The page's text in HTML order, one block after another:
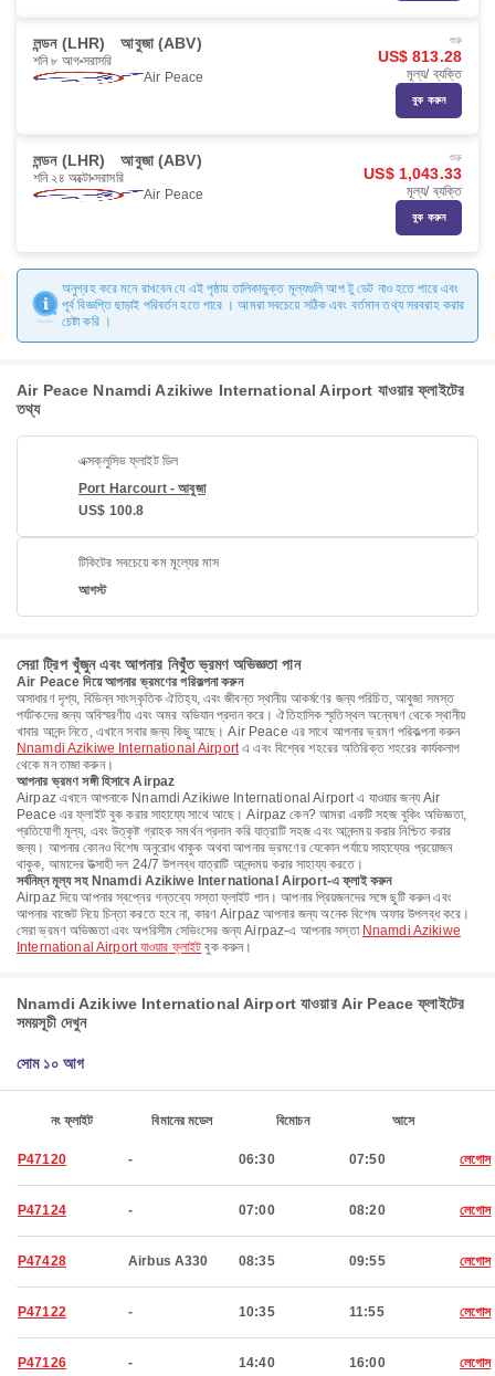
লন্ডন (LHR) আবুজা (ABV)
শনি ৮ আগ সরাসরি
Air Peace
শুরু
US$ 813.28
মূল্য/ ব্যক্তি
বুক করুন
লন্ডন (LHR) আবুজা (ABV)
শনি ২৪ অক্টো সরাসরি
Air Peace
শুরু
US$ 1,043.33
মূল্য/ ব্যক্তি
বুক করুন
অনুগ্রহ করে মনে রাখবেন যে এই পৃষ্ঠায় তালিকাভুক্ত মূল্যগুলি আপ টু ডেট নাও হতে পারে এবং
পূর্ব বিজ্ঞপ্তি ছাড়াই পরিবর্তন হতে পারে । আমরা সবচেয়ে সঠিক এবং বর্তমান তথ্য সরবরাহ করার
চেষ্টা করি ।
Air Peace Nnamdi Azikiwe International Airport যাওয়ার ফ্লাইটের
তথ্য
এক্সক্লুসিভ ফ্লাইট ডিল
Port Harcourt - আবুজা
US$ 100.8
টিকিটের সবচেয়ে কম মূল্যের মাস
আগস্ট
সেরা ট্রিপ খুঁজুন এবং আপনার নিখুঁত ভ্রমণ অভিজ্ঞতা পান
Air Peace দিয়ে আপনার ভ্রমণের পরিকল্পনা করুন
অসাধারণ দৃশ্য, বিভিন্ন সাংস্কৃতিক ঐতিহ্য, এবং জীবন্ত স্থানীয় আকর্ষণের জন্য পরিচিত, আবুজা সমস্ত
পর্যটকদের জন্য অবিস্মরণীয় এবং অমর অভিযান প্রদান করে। ঐতিহাসিক স্মৃতিস্থল অন্বেষণ থেকে স্থানীয়
খাবার আনন্দ নিতে, এখানে সবার জন্য কিছু আছে। Air Peace এর সাথে আপনার ভ্রমণ পরিকল্পনা করুন
Nnamdi Azikiwe International Airportএ এবং বিশ্বের শহরের অতিরিক্ত শহরের কার্যকলাপ
থেকে মন তাজা করুন।
আপনার ভ্রমণ সঙ্গী হিসাবে Airpaz
Airpaz এখানে আপনাকে Nnamdi Azikiwe International Airport এ যাওয়ার জন্য Air
Peace এর ফ্লাইট বুক করার সাহায্যে সাথে আছে। Airpaz কেন? আমরা একটি সহজ বুকিং অভিজ্ঞতা,
প্রতিযোগী মূল্য, এবং উত্কৃষ্ট গ্রাহক সমর্থন প্রদান করি যাত্রাটি সহজ এবং আনন্দময় করার নিশ্চিত করার
জন্য। আপনার কোনও বিশেষ অনুরোধ থাকুক অথবা আপনার ভ্রমণের যেকোন পর্যায়ে সাহায্যের প্রয়োজন
থাকুক, আমাদের উত্সাহী দল 24/7 উপলব্ধ যাত্রাটি আনন্দময় করার সাহায্য করতে।
সর্বনিম্ন মূল্য সহ Nnamdi Azikiwe International Airport-এ ফ্লাই করুন
Airpaz দিয়ে আপনার স্বপ্নের গন্তব্যে সস্তা ফ্লাইট পান। আপনার প্রিয়জনদের সঙ্গে ছুটি করুন এবং
আপনার বাজেট নিয়ে চিন্তা করতে হবে না, কারণ Airpaz আপনার জন্য অনেক বিশেষ অফার উপলব্ধ করে।
সেরা ভ্রমণ অভিজ্ঞতা এবং অপরিসীম সেভিংসের জন্য Airpaz-এ আপনার সস্তা Nnamdi Azikiwe
International Airport যাওয়ার ফ্লাইট বুক করুন।
Nnamdi Azikiwe International Airport যাওয়ার Air Peace ফ্লাইটের
সময়সূচী দেখুন
সোম ১০ আগ
নং ফ্লাইট বিমানের মডেল বিমোচন আসে
P47120 - 06:30 07:50 লেগোস
P47124 - 07:00 08:20 লেগোস
P47428 Airbus A330 08:35 09:55 লেগোস
P47122 - 10:35 11:55 লেগোস
P47126 - 14:40 16:00 লেগোস